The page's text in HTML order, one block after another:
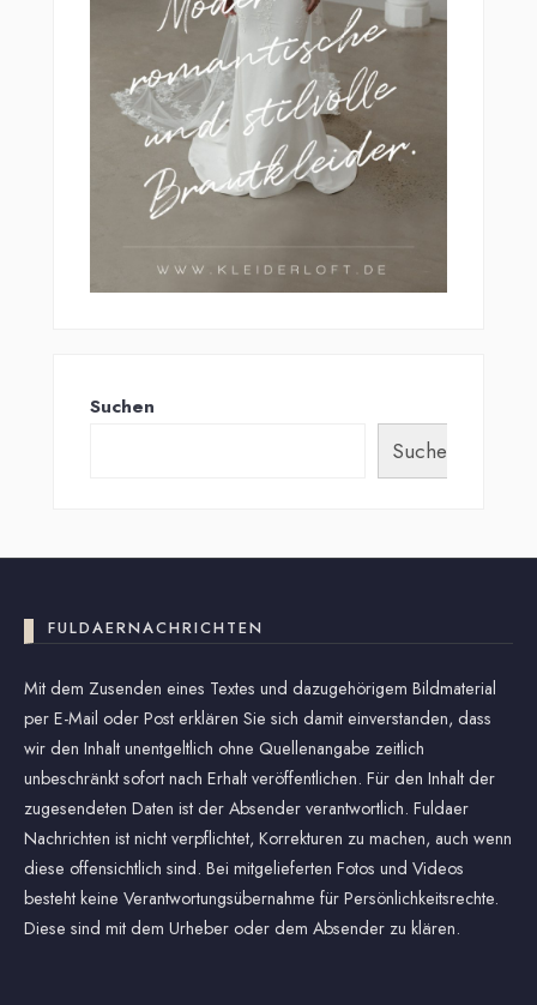
Suchen
Suchen
FULDAERNACHRICHTEN
Mit dem Zusenden eines Textes und dazugehörigem Bildmaterial
per E-Mail oder Post erklären Sie sich damit einverstanden, dass
wir den Inhalt unentgeltlich ohne Quellenangabe zeitlich
unbeschränkt sofort nach Erhalt veröffentlichen. Für den Inhalt der
zugesendeten Daten ist der Absender verantwortlich. Fuldaer
Nachrichten ist nicht verpflichtet, Korrekturen zu machen, auch wenn
diese offensichtlich sind. Bei mitgelieferten Fotos und Videos
besteht keine Verantwortungsübernahme für Persönlichkeitsrechte.
Diese sind mit dem Urheber oder dem Absender zu klären.